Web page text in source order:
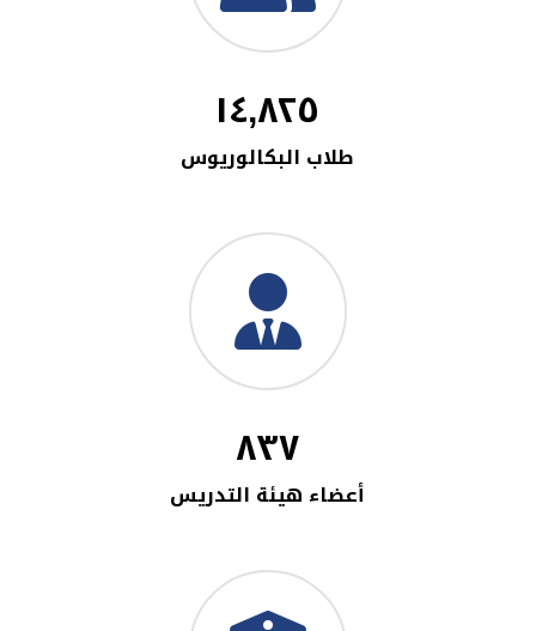
١٤,٨٢٥
طلاب البكالوريوس
٨٣٧
أعضاء هيئة التدريس